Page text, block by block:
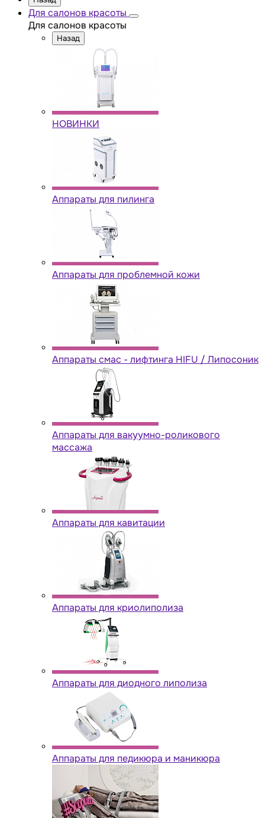
Для салонов красоты
Для салонов красоты
Назад
НОВИНКИ
Аппараты для пилинга
Аппараты для проблемной кожи
Аппараты cмас - лифтинга HIFU / Липосоник
Аппараты для вакуумно-роликового
массажа
Аппараты для кавитации
Аппараты для криолиполиза
Аппараты для диодного липолиза
Аппараты для педикюра и маникюра